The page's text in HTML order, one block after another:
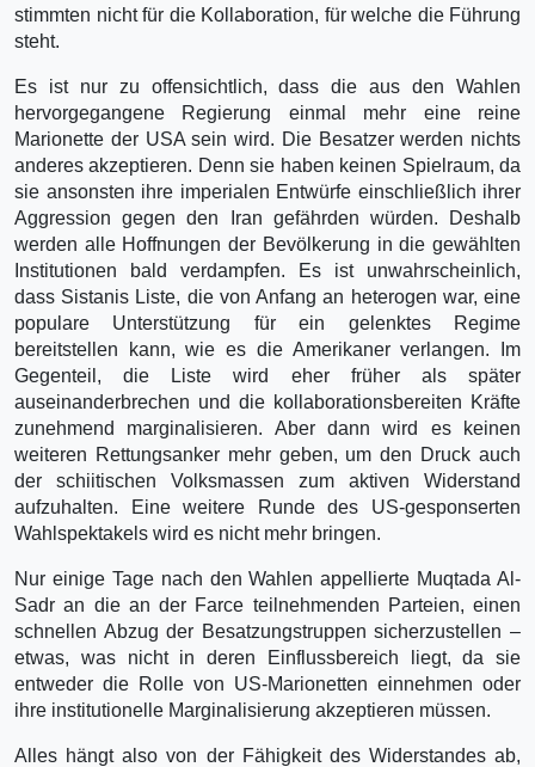
stimmten nicht für die Kollaboration, für welche die Führung
steht.
Es ist nur zu offensichtlich, dass die aus den Wahlen
hervorgegangene Regierung einmal mehr eine reine
Marionette der USA sein wird. Die Besatzer werden nichts
anderes akzeptieren. Denn sie haben keinen Spielraum, da
sie ansonsten ihre imperialen Entwürfe einschließlich ihrer
Aggression gegen den Iran gefährden würden. Deshalb
werden alle Hoffnungen der Bevölkerung in die gewählten
Institutionen bald verdampfen. Es ist unwahrscheinlich,
dass Sistanis Liste, die von Anfang an heterogen war, eine
populare Unterstützung für ein gelenktes Regime
bereitstellen kann, wie es die Amerikaner verlangen. Im
Gegenteil, die Liste wird eher früher als später
auseinanderbrechen und die kollaborationsbereiten Kräfte
zunehmend marginalisieren. Aber dann wird es keinen
weiteren Rettungsanker mehr geben, um den Druck auch
der schiitischen Volksmassen zum aktiven Widerstand
aufzuhalten. Eine weitere Runde des US-gesponserten
Wahlspektakels wird es nicht mehr bringen.
Nur einige Tage nach den Wahlen appellierte Muqtada Al-
Sadr an die an der Farce teilnehmenden Parteien, einen
schnellen Abzug der Besatzungstruppen sicherzustellen –
etwas, was nicht in deren Einflussbereich liegt, da sie
entweder die Rolle von US-Marionetten einnehmen oder
ihre institutionelle Marginalisierung akzeptieren müssen.
Alles hängt also von der Fähigkeit des Widerstandes ab,